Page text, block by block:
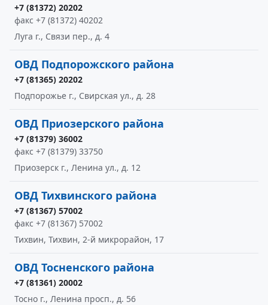
+7 (81372) 20202
факс +7 (81372) 40202
Луга г., Связи пер., д. 4
ОВД Подпорожского района
+7 (81365) 20202
Подпорожье г., Свирская ул., д. 28
ОВД Приозерского района
+7 (81379) 36002
факс +7 (81379) 33750
Приозерск г., Ленина ул., д. 12
ОВД Тихвинского района
+7 (81367) 57002
факс +7 (81367) 57002
Тихвин, Тихвин, 2-й микрорайон, 17
ОВД Тосненского района
+7 (81361) 20002
Тосно г., Ленина просп., д. 56